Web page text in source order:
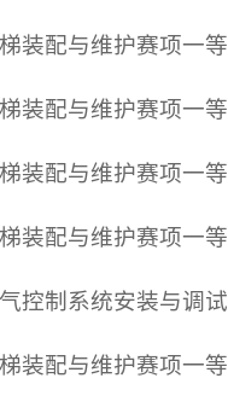
装配与维护赛项一
装配与维护赛项一
装配与维护赛项一
装配与维护赛项一
控制系统安装与调
装配与维护赛项一